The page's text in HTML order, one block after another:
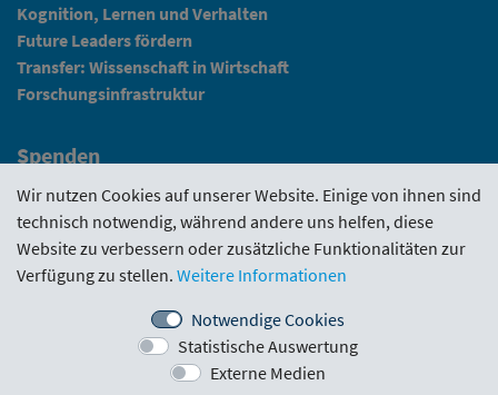
Kognition, Lernen und Verhalten
Future Leaders fördern
Transfer: Wissenschaft in Wirtschaft
Forschungsinfrastruktur
Spenden
Fundraising
News
Intranet
Förderrichtlinie · Funding Portal Evaluierungen
Downloads
Wir nutzen Cookies auf unserer Website. Einige von ihnen sind
technisch notwendig, während andere uns helfen, diese
Website zu verbessern oder zusätzliche Funktionalitäten zur
Verfügung zu stellen. Weitere Informationen
Notwendige Cookies
Statistische Auswertung
Externe Medien